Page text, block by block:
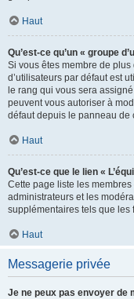
Haut
Qu’est-ce qu’un « groupe
Si vous êtes membre de plus
d’utilisateurs par défaut est
le rang qui vous sera
peuvent vous autoriser à
défaut depuis le panneau de
Haut
Qu’est-ce que le lien «
Cette page liste les
administrateurs et les
supplémentaires tels que les
Haut
Messagerie privée
Je ne peux pas envoyer de